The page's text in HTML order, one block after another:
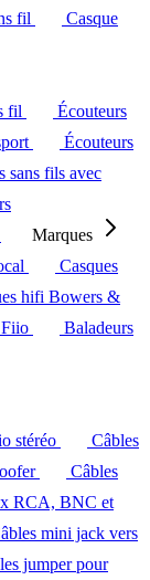
fil
Casque
fil
Écouteurs
Écouteurs
sans fils avec
Marques
Casques
hifi Bowers &
Baladeurs
stéréo
Câbles
Câbles
RCA, BNC et
mini jack vers
jumper pour